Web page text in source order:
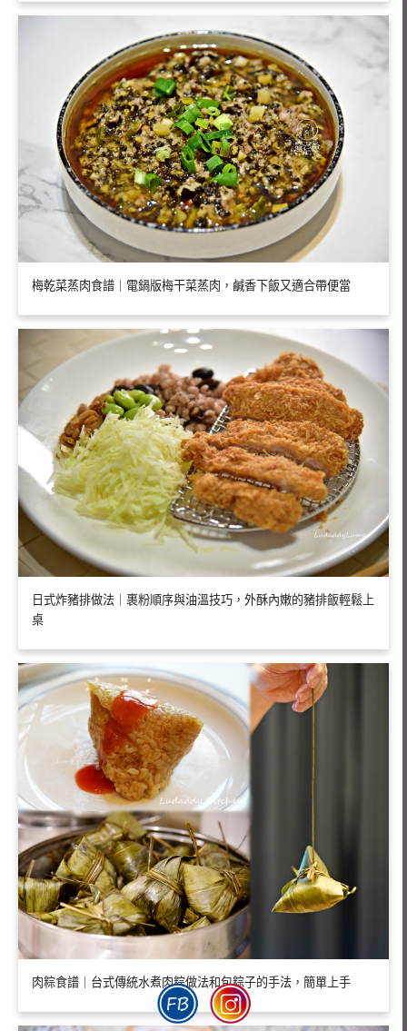
梅乾菜蒸肉食譜｜電鍋版梅干菜蒸肉，鹹香下飯又適合帶便當
日式炸豬排做法｜裹粉順序與油溫技巧，外酥內嫩的豬排飯輕鬆上
桌
肉粽食譜｜台式傳統水煮肉粽做法和包粽子的手法，簡單上手